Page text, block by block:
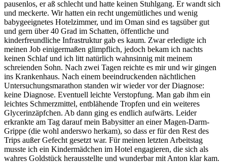
pausenlos, er aß schlecht und hatte keinen Stuhlgang. Er wandt sich
und meckerte. Wir hatten ein recht ungemütliches und wenig
babygeeignetes Hotelzimmer, und im Oman sind es tagsüber gut
und gern über 40 Grad im Schatten, öffentliche und
kinderfreundliche Infrastruktur gab es kaum. Zwar erledigte ich
meinen Job einigermaßen glimpflich, jedoch bekam ich nachts
keinen Schlaf und ich litt natürlich wahnsinnig mit meinem
schreienden Sohn. Nach zwei Tagen reichte es mir und wir gingen
ins Krankenhaus. Nach einem beeindruckenden nächtlichen
Untersuchungsmarathon standen wir wieder vor der Diagnose:
keine Diagnose. Eventuell leichte Verstopfung. Man gab ihm ein
leichtes Schmerzmittel, entblähende Tropfen und ein weiteres
Glycerinzäpfchen. Ab dann ging es endlich aufwärts. Leider
erkrankte am Tag darauf mein Babysitter an einer Magen-Darm-
Grippe (die wohl anderswo herkam), so dass er für den Rest des
Trips außer Gefecht gesetzt war. Für meinen letzten Arbeitstag
musste ich ein Kindermädchen im Hotel engagieren, die sich als
wahres Goldstück herausstellte und wunderbar mit Anton klar kam.